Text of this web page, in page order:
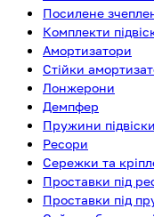
Посилене
Комплекти
Амортизатори
Стійки
Лонжерони
Демпфер
Пружини підвіски
Ресори
Сережки та
Проставки під
Проставки під